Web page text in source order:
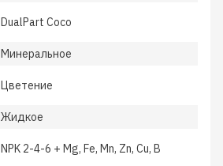
DualPart Coco
Минеральное
Цветение
Жидкое
NPK 2-4-6 + Mg, Fe, Mn, Zn, Cu, B